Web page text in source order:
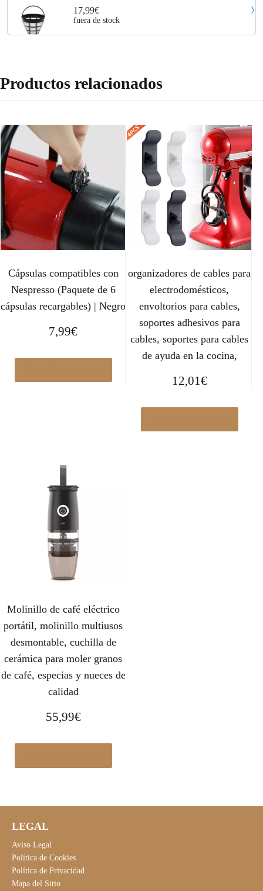
17,99€
fuera de stock
Productos relacionados
Cápsulas compatibles con
Nespresso (Paquete de 6
cápsulas recargables) | Negro
7,99€
organizadores de cables para
electrodomésticos,
envoltorios para cables,
soportes adhesivos para
cables, soportes para cables
de ayuda en la cocina,
12,01€
Molinillo de café eléctrico
portátil, molinillo multiusos
desmontable, cuchilla de
cerámica para moler granos
de café, especias y nueces de
calidad
55,99€
LEGAL
Aviso Legal
Política de Cookies
Política de Privacidad
Mapa del Sitio